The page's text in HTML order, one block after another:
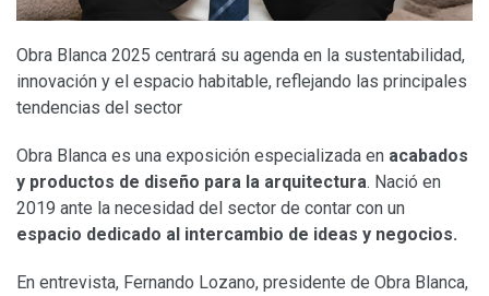
Obra Blanca 2025 centrará su agenda en la sustentabilidad,
innovación y el espacio habitable, reflejando las principales
tendencias del sector
Obra Blanca es una exposición especializada en acabados
y productos de diseño para la arquitectura. Nació en
2019 ante la necesidad del sector de contar con un
espacio dedicado al intercambio de ideas y negocios.
En entrevista, Fernando Lozano, presidente de Obra Blanca,